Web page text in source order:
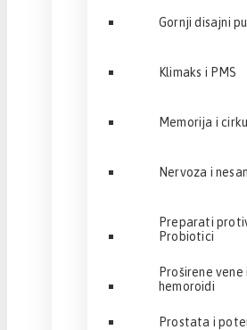
Gornji disajni
Klimaks i PMS
Memorija i
Nervoza i
Preparati
Probiotici
Proširene vene i
hemoroidi
Prostata i